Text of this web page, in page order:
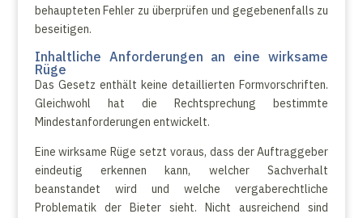
behaupteten Fehler zu überprüfen und gegebenenfalls zu
beseitigen.
Inhaltliche Anforderungen an eine wirksame
Rüge
Das Gesetz enthält keine detaillierten Formvorschriften.
Gleichwohl hat die Rechtsprechung bestimmte
Mindestanforderungen entwickelt.
Eine wirksame Rüge setzt voraus, dass der Auftraggeber
eindeutig erkennen kann, welcher Sachverhalt
beanstandet wird und welche vergaberechtliche
Problematik der Bieter sieht. Nicht ausreichend sind